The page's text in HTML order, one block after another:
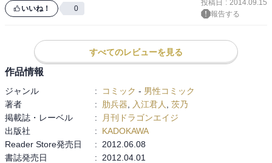
いいね！ 0
投稿日 : 2014.09.15
報告する
すべてのレビューを見る
作品情報
ジャンル : コミック - 男性コミック
著者
: 肋兵器 入江君人
茨乃
掲載誌・レーベル
:
月刊ドラゴンエイジ
出版社
:
KADOKAWA
Reader Store発売日
:
2012.06.08
書誌発売日
:
2012.04.01